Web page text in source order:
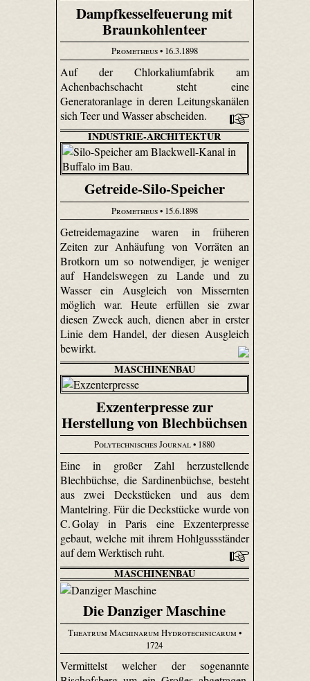
Dampfkesselfeuerung mit
Braunkohlenteer
Prometheus• 16.3.1898
Auf der Chlorkaliumfabrik am
Achenbachschacht steht eine
Generatoranlage in deren Leitungskanälen
sich Teer und Wasser abscheiden.
INDUSTRIE-ARCHITEKTUR
Getreide-Silo-Speicher
Prometheus• 15.6.1898
Getreidemagazine waren in früheren
Zeiten zur Anhäufung von Vorräten an
Brotkorn um so notwendiger, je weniger
auf Handelswegen zu Lande und zu
Wasser ein Ausgleich von Missernten
möglich war. Heute erfüllen sie zwar
diesen Zweck auch, dienen aber in erster
Linie dem Handel, der diesen Ausgleich
bewirkt.
MASCHINENBAU
Exzenterpresse zur
Herstellung von Blechbüchsen
Polytechnisches Journal• 1880
Eine in großer Zahl herzustellende
Blechbüchse, die Sardinenbüchse, besteht
aus zwei Deckstücken und aus dem
Mantelring. Für die Deckstücke wurde von
C. Golay in Paris eine Exzenterpresse
gebaut, welche mit ihrem Hohlgussständer
auf dem Werktisch ruht.
MASCHINENBAU
Die Danziger Maschine
Theatrum Machinarum Hydrotechnicarum •
1724
Vermittelst welcher der sogenannte